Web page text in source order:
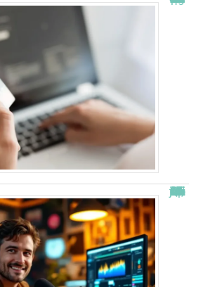
“Alexis Morel, journaliste : Qui est le fils de Apolline de Malherbe ?”